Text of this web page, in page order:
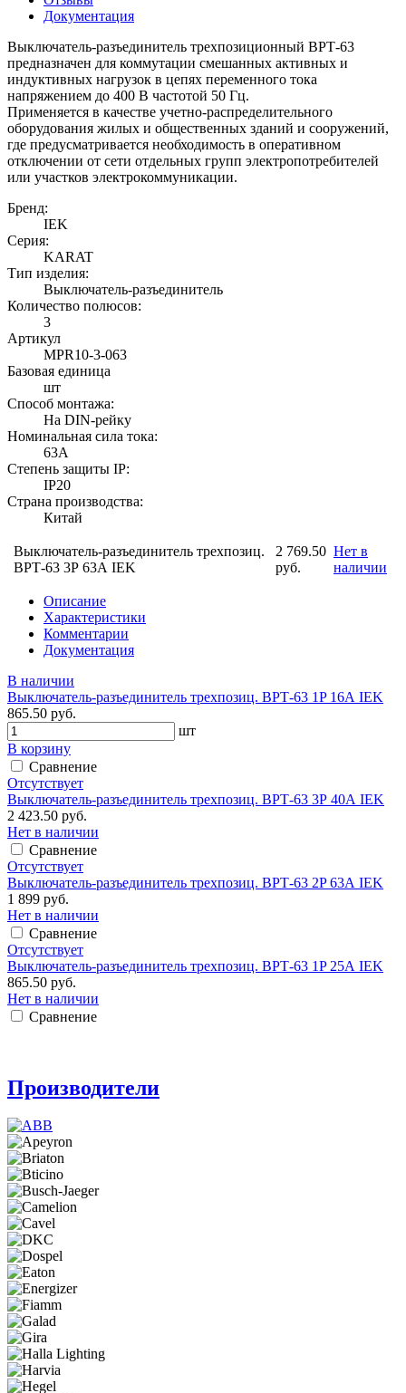
Документация
Выключатель-разъединитель трехпозиционный ВРТ-63
предназначен для коммутации смешанных активных и
индуктивных нагрузок в цепях переменного тока
напряжением до 400 В частотой 50 Гц.
Применяется в качестве учетно-распределительного
оборудования жилых и общественных зданий и сооружений,
где предусматривается необходимость в оперативном
отключении от сети отдельных групп электропотребителей
или участков электрокоммуникации.
Бренд:
IEK
Серия:
KARAT
Тип изделия:
Выключатель-разъединитель
Количество полюсов:
3
Артикул
MPR10-3-063
Базовая единица
шт
Способ монтажа:
На DIN-рейку
Номинальная сила тока:
63А
Степень защиты IP:
IP20
Страна производства:
Китай
Выключатель-разъединитель трехпозиц.
ВРТ-63 3Р 63А IEK
2 769.50
руб.
Нет в
наличии
Описание
Характеристики
Комментарии
Документация
В наличии
Выключатель-разъединитель трехпозиц. ВРТ-63 1P 16А IEK
865.50 руб.
шт
В корзину
Сравнение
Отсутствует
Выключатель-разъединитель трехпозиц. ВРТ-63 3Р 40А IEK
2 423.50 руб.
Нет в наличии
Сравнение
Отсутствует
Выключатель-разъединитель трехпозиц. ВРТ-63 2P 63А IEK
1 899 руб.
Нет в наличии
Сравнение
Отсутствует
Выключатель-разъединитель трехпозиц. ВРТ-63 1P 25А IEK
865.50 руб.
Нет в наличии
Сравнение
Производители